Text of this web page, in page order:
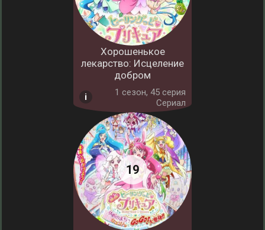
Хорошенькое
лекарство: Исцеление
добром
1 cезон, 45 серия
Сериал